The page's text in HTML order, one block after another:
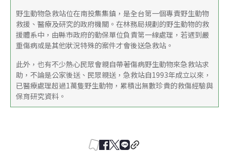
野生動物急救站位在南投集集鎮，是全台第一個專責野生動物
救援、醫療及研究的政府機關。在林務局規劃的野生動物的救
援體系中，由縣市政府的動保單位負責第一線處理，若遇到嚴
重傷病或是其他狀況特殊的案件才會後送急救站。
此外，也有不少熱心民眾會親自帶著傷病野生動物來急救站求
助，不論是公家後送、民眾親送，急救站自1993年成立以來，
已醫療處理超過1萬隻野生動物，累積出無數珍貴的救傷經驗與
保育研究資料。